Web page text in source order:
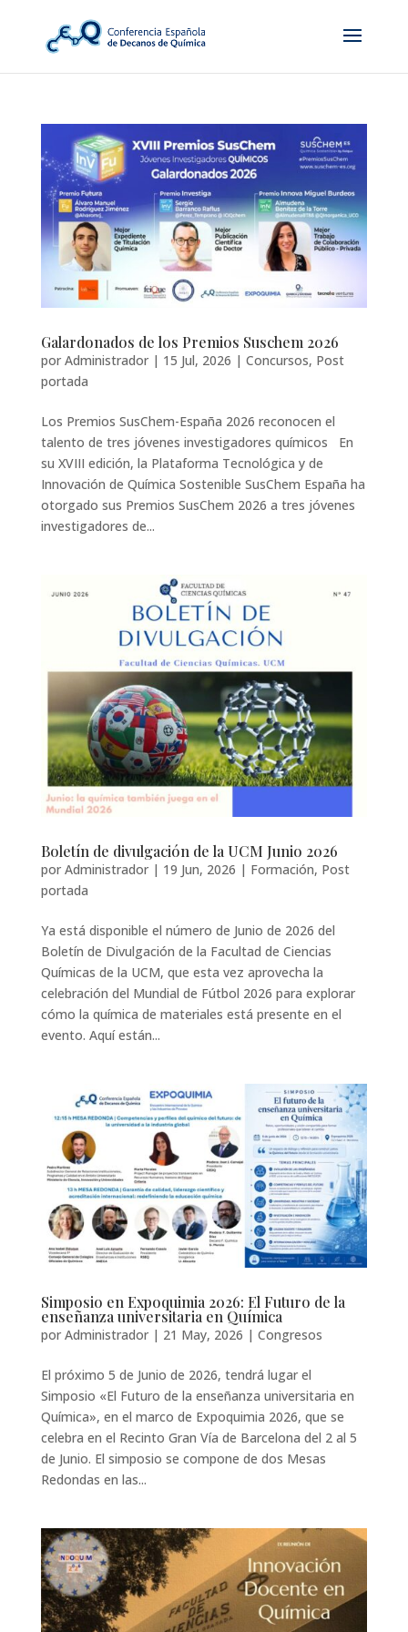
Galardonados de los Premios Suschem 2026
por Administrador| 15 Jul, 2026 | Concursos, Post
portada
Los Premios SusChem-España 2026 reconocen el
talento de tres jóvenes investigadores químicos En
su XVIII edición, la Plataforma Tecnológica y de
Innovación de Química Sostenible SusChem España ha
otorgado sus Premios SusChem 2026 a tres jóvenes
investigadores de...
Boletín de divulgación de la UCM Junio 2026
por Administrador| 19 Jun, 2026 | Formación, Post
portada
Ya está disponible el número de Junio de 2026 del
Boletín de Divulgación de la Facultad de Ciencias
Químicas de la UCM, que esta vez aprovecha la
celebración del Mundial de Fútbol 2026 para explorar
cómo la química de materiales está presente en el
evento. Aquí están...
Simposio en Expoquimia 2026: El Futuro de la
enseñanza universitaria en Química
por Administrador| 21 May, 2026 | Congresos
El próximo 5 de Junio de 2026, tendrá lugar el
Simposio «El Futuro de la enseñanza universitaria en
Química», en el marco de Expoquimia 2026, que se
celebra en el Recinto Gran Vía de Barcelona del 2 al 5
de Junio. El simposio se compone de dos Mesas
Redondas en las...